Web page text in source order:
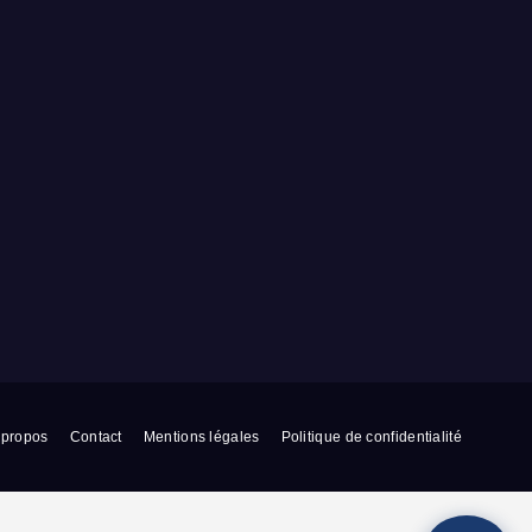
propos Contact Mentions légales Politique de confidentialité